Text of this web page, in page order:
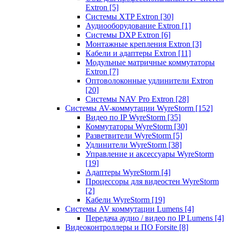
Extron [5]
Системы XTP Extron [30]
Аудиооборудование Extron [1]
Системы DXP Extron [6]
Монтажные крепления Extron [3]
Кабели и адаптеры Extron [11]
Модульные матричные коммутаторы
Extron [7]
Оптоволоконные удлинители Extron
[20]
Системы NAV Pro Extron [28]
Системы AV-коммутации WyreStorm [152]
Видео по IP WyreStorm [35]
Коммутаторы WyreStorm [30]
Разветвители WyreStorm [5]
Удлинители WyreStorm [38]
Управление и аксессуары WyreStorm
[19]
Адаптеры WyreStorm [4]
Процессоры для видеостен WyreStorm
[2]
Кабели WyreStorm [19]
Системы AV коммутации Lumens [4]
Передача аудио / видео по IP Lumens [4]
Видеоконтроллеры и ПО Forsite [8]